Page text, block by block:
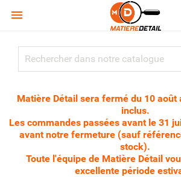

Matière Détail sera fermé du 10 août
inclus.
Les commandes passées avant le 31
avant notre fermeture (sauf
stock).
Toute l'équipe de Matière Détail
excellente période